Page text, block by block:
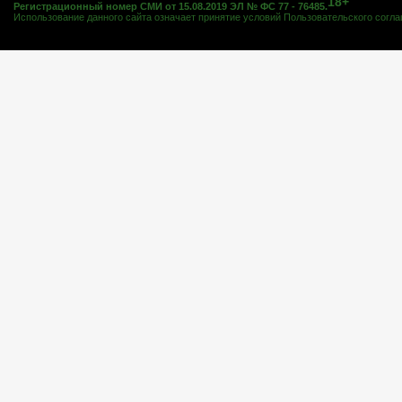
Регистрационный номер СМИ от 15.08.2019 ЭЛ № ФС 77 - 76485.
Использование данного сайта означает принятие условий Пользовательского